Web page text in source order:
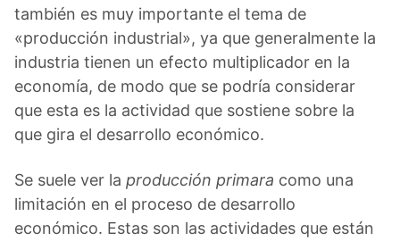
también es muy importante el tema de
«producción industrial», ya que generalmente la
industria tienen un efecto multiplicador en la
economía, de modo que se podría considerar
que esta es la actividad que sostiene sobre la
que gira el desarrollo económico.
Se suele ver la producción primara como una
limitación en el proceso de desarrollo
económico. Estas son las actividades que están